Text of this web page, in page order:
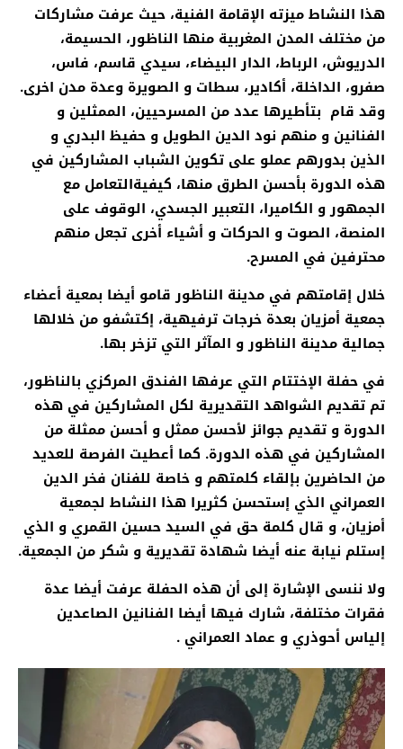
هذا النشاط ميزته الإقامة الفنية، حيث عرفت مشاركات
من مختلف المدن المغربية منها الناظور، الحسيمة،
الدريوش، الرباط، الدار البيضاء، سيدي قاسم، فاس،
صفرو، الداخلة، أكادير، سطات و الصويرة وعدة مدن اخرى.
وقد قام بتأطيرها عدد من المسرحيين، الممثلين و
الفنانين و منهم نود الدين الطويل و حفيظ البدري و
الذين بدورهم عملو على تكوين الشباب المشاركين في
هذه الدورة بأحسن الطرق منها، كيفيةالتعامل مع
الجمهور و الكاميرا، التعبير الجسدي، الوقوف على
المنصة، الصوت و الحركات و أشياء أخرى تجعل منهم
محترفين في المسرح.
خلال إقامتهم في مدينة الناظور قامو أيضا بمعية أعضاء
جمعية أمزيان بعدة خرجات ترفيهية، إكتشفو من خلالها
جمالية مدينة الناظور و المآثر التي تزخر بها.
في حفلة الإختتام التي عرفها الفندق المركزي بالناظور،
تم تقديم الشواهد التقديرية لكل المشاركين في هذه
الدورة و تقديم جوائز لأحسن ممثل و أحسن ممثلة من
المشاركين في هذه الدورة. كما أعطيت الفرصة للعديد
من الحاضرين بإلقاء كلمتهم و خاصة للفنان فخر الدين
العمراني الذي إستحسن كثريرا هذا النشاط لجمعية
أمزيان، و قال كلمة حق في السيد حسين القمري و الذي
إستلم نيابة عنه أيضا شهادة تقديرية و شكر من الجمعية.
ولا ننسى الإشارة إلى أن هذه الحفلة عرفت أيضا عدة
فقرات مختلفة، شارك فيها أيضا الفنانين الصاعدين
إلياس أحوذري و عماد العمراني .